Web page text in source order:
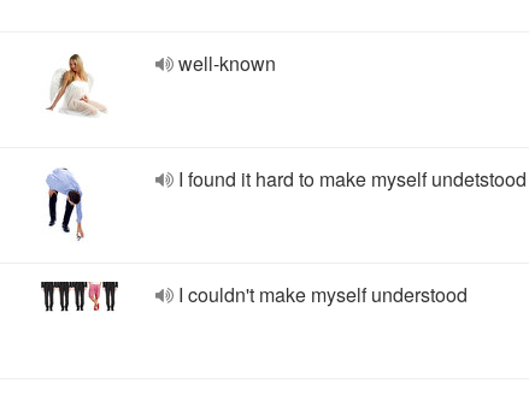
well-known
I found it hard to make myself undetstood
I couldn't make myself understood